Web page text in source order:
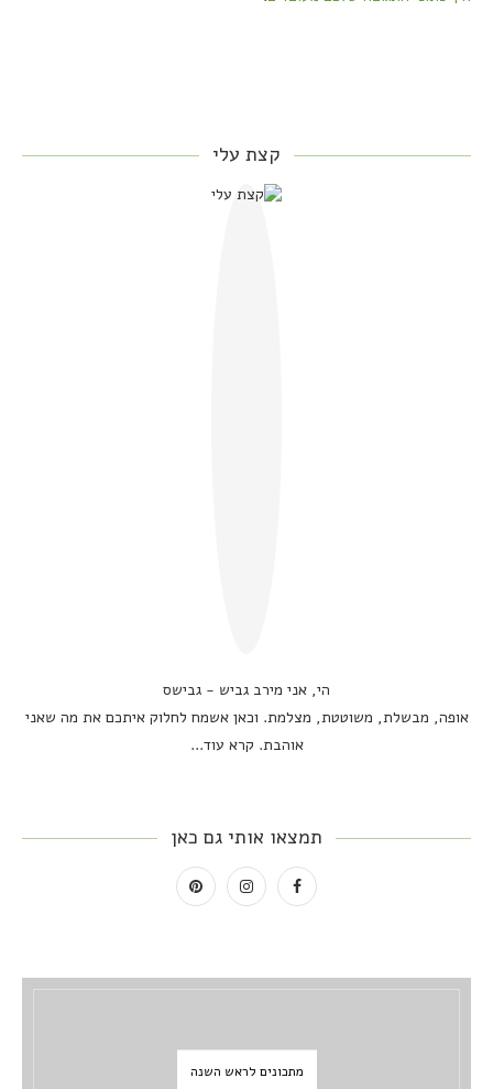
קצת עלי
הי, אני מירב גביש - גבישס
אופה, מבשלת, משוטטת, מצלמת. וכאן אשמח לחלוק איתכם את מה שאני
אוהבת. קרא עוד...
תמצאו אותי גם כאן
מתכונים לראש השנה